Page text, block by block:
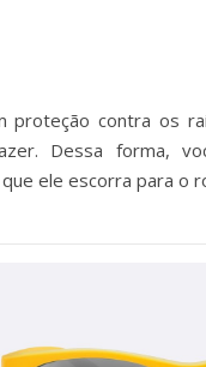
proteção contra os
Dessa forma,
ele escorra para o